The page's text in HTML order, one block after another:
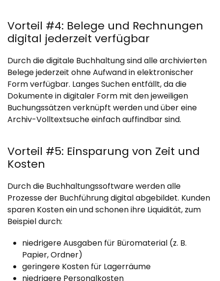
Vorteil #4: Belege und Rechnungen
digital jederzeit verfügbar
Durch die digitale Buchhaltung sind alle archivierten
Belege jederzeit ohne Aufwand in elektronischer
Form verfügbar. Langes Suchen entfällt, da die
Dokumente in digitaler Form mit den jeweiligen
Buchungssätzen verknüpft werden und über eine
Archiv-Volltextsuche einfach auffindbar sind.
Vorteil #5: Einsparung von Zeit und
Kosten
Durch die Buchhaltungssoftware werden alle
Prozesse der Buchführung digital abgebildet. Kunden
sparen Kosten ein und schonen ihre Liquidität, zum
Beispiel durch:
niedrigere Ausgaben für Büromaterial (z. B.
Papier, Ordner)
geringere Kosten für Lagerräume
niedrigere Personalkosten